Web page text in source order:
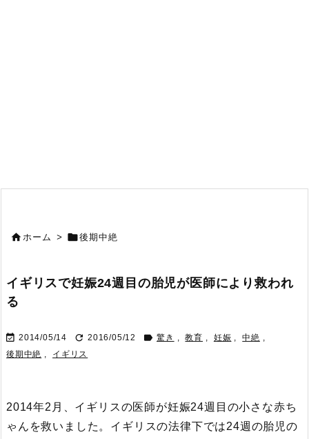
ホーム > 後期中絶
イギリスで妊娠24週目の胎児が医師により救われ
る
 2014/05/14  2016/05/12  驚き , 教育 , 妊娠 , 中絶 ,
後期中絶 , イギリス
2014年2月、イギリスの医師が妊娠24週目の小さな赤ち
ゃんを救いました。イギリスの法律下では24週の胎児の